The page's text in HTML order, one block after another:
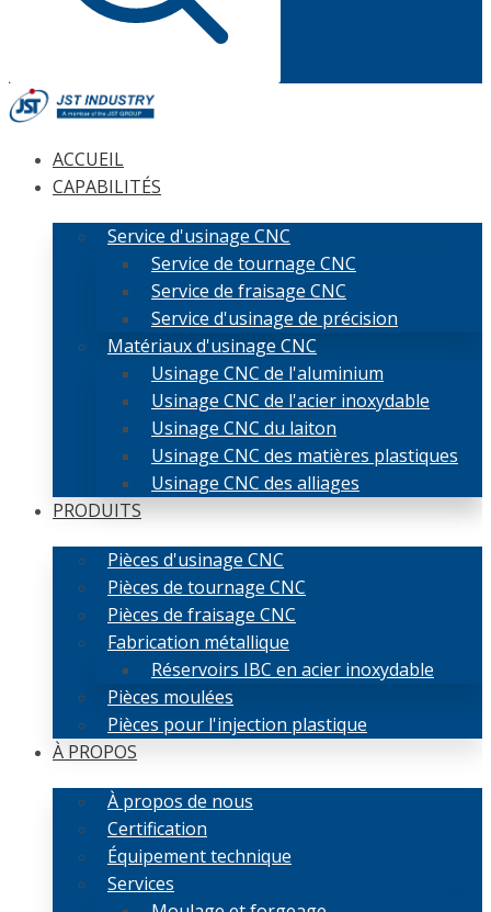
ACCUEIL
CAPABILITÉS
Service d'usinage CNC
Service de tournage CNC
Service de fraisage CNC
Service d'usinage de précision
Matériaux d'usinage CNC
Usinage CNC de l'aluminium
Usinage CNC de l'acier inoxydable
Usinage CNC du laiton
Usinage CNC des matières plastiques
Usinage CNC des alliages
PRODUITS
Pièces d'usinage CNC
Pièces de tournage CNC
Pièces de fraisage CNC
Fabrication métallique
Réservoirs IBC en acier inoxydable
Pièces moulées
Pièces pour l'injection plastique
À PROPOS
À propos de nous
Certification
Équipement technique
Services